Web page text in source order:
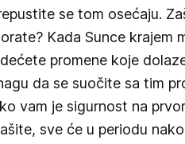
se tom osećaju.
Kada Sunce krajem
promene koje
da se suočite sa tim
vam je sigurnost na
sve će u periodu